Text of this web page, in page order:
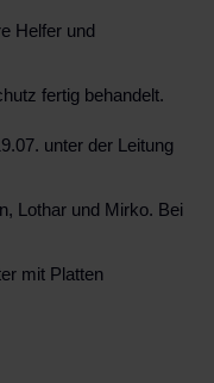
Helfer und
fertig behandelt.
unter der Leitung
Lothar und Mirko. Bei
mit Platten